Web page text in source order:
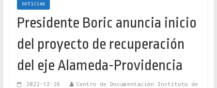
noticias
Presidente Boric anuncia inicio
del proyecto de recuperación
del eje Alameda-Providencia
2022-12-26 Centro de Documentación Instituto de